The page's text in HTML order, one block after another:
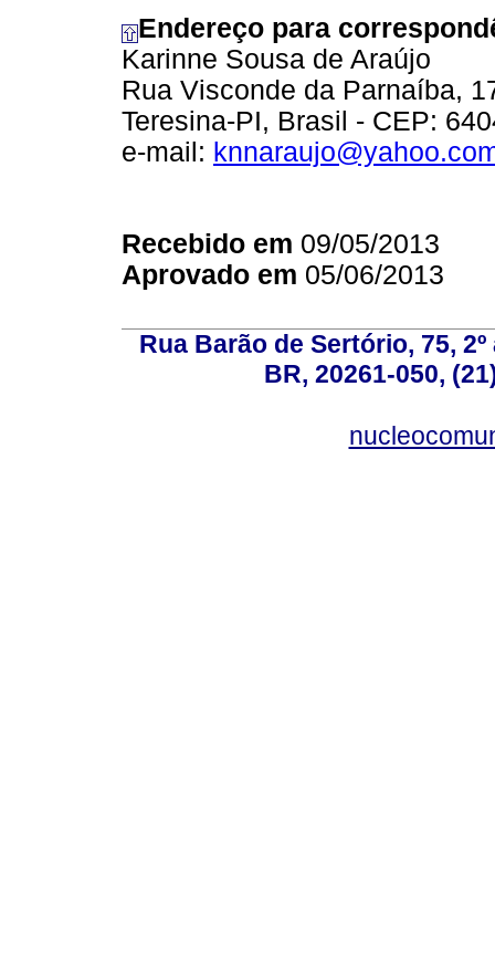
Endereço para
Karinne Sousa de Araújo
Rua Visconde da Parnaíba,
Teresina-PI, Brasil - CEP:
e-mail:
Recebido em 09/05/2013
Aprovado em 05/06/2013
Rua Barão de Sertório, 75,
BR, 20261-050,